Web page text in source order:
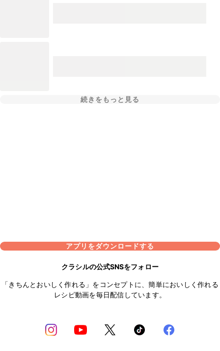
続きをもっと見る
アプリをダウンロードする
クラシルの公式SNSをフォロー
「きちんとおいしく作れる」をコンセプトに、簡単においしく作れる
レシピ動画を毎日配信しています。